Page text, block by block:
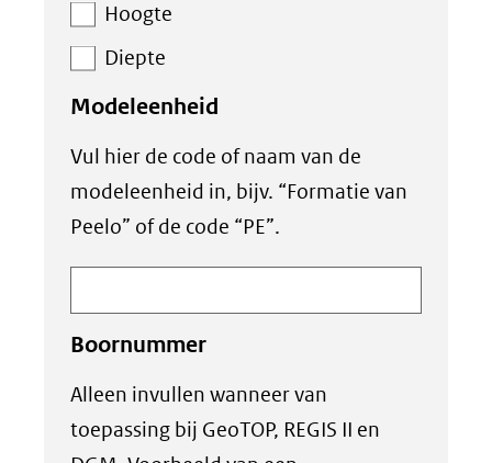
Hoogte
Diepte
Modeleenheid
Vul hier de code of naam van de
modeleenheid in, bijv. “Formatie van
Peelo” of de code “PE”.
Boornummer
Alleen invullen wanneer van
toepassing bij GeoTOP, REGIS II en